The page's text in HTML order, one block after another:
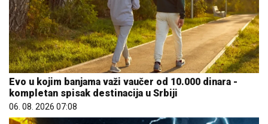
Evo u kojim banjama važi vaučer od 10.000 dinara -
kompletan spisak destinacija u Srbiji
06. 08. 2026 07:08